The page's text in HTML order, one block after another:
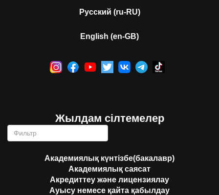
Русский (ru-RU)
English (en-GB)
Жылдам сілтемелер
Академиялық күнтізбе(бакалавр)
Академиялық саясат
Акредиттеу және лицензиялау
Ауысу немесе қайта қабылдау